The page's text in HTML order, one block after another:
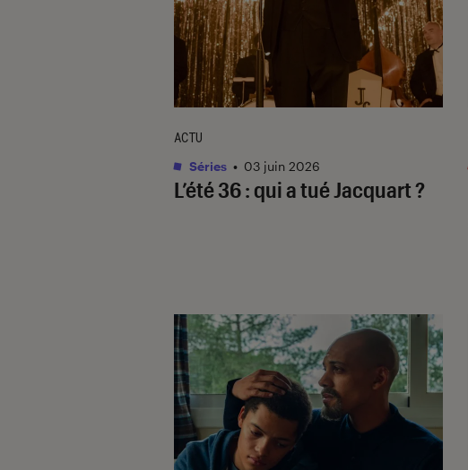
L’été 36: qui a tué Jacquart ?
ACTU
Séries • 03 juin 2026